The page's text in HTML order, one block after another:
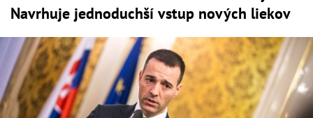
Navrhuje jednoduchší vstup nových liekov